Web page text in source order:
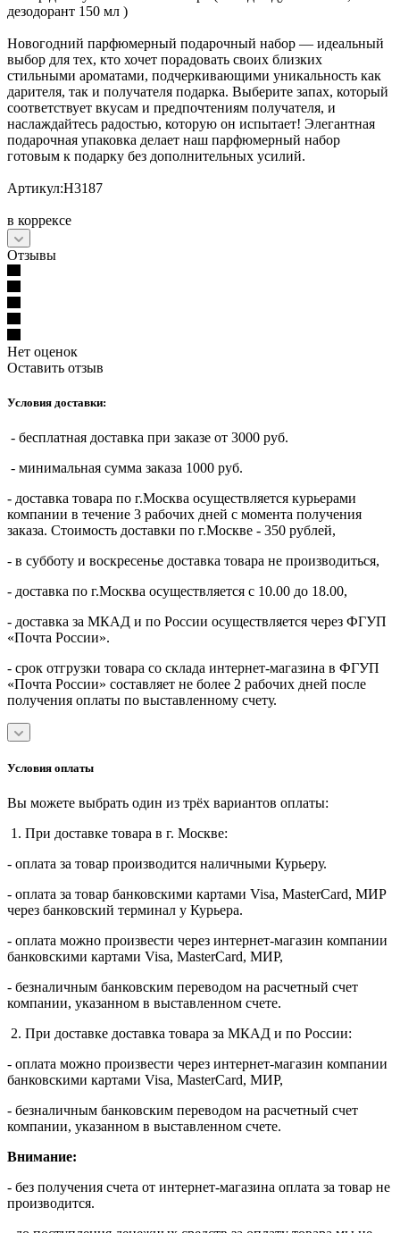
дезодорант 150 мл )
Новогодний парфюмерный подарочный набор — идеальный
выбор для тех, кто хочет порадовать своих близких
стильными ароматами, подчеркивающими уникальность как
дарителя, так и получателя подарка. Выберите запах, который
соответствует вкусам и предпочтениям получателя, и
наслаждайтесь радостью, которую он испытает! Элегантная
подарочная упаковка делает наш парфюмерный набор
готовым к подарку без дополнительных усилий.
Артикул:Н3187
в коррексе
Отзывы
Нет оценок
Оставить отзыв
Условия доставки:
- бесплатная доставка при заказе от 3000 руб.
- минимальная сумма заказа 1000 руб.
- доставка товара по г.Москва осуществляется курьерами
компании в течение 3 рабочих дней с момента получения
заказа. Стоимость доставки по г.Москве - 350 рублей,
- в субботу и воскресенье доставка товара не производиться,
- доставка по г.Москва осуществляется с 10.00 до 18.00,
- доставка за МКАД и по России осуществляется через ФГУП
«Почта России».
- срок отгрузки товара со склада интернет-магазина в ФГУП
«Почта России» составляет не более 2 рабочих дней после
получения оплаты по выставленному счету.
Условия оплаты
Вы можете выбрать один из трёх вариантов оплаты:
1. При доставке товара в г. Москве:
- оплата за товар производится наличными Курьеру.
- оплата за товар банковскими картами Visa, MasterСard, МИР
через банковский терминал у Курьера.
- оплата можно произвести через интернет-магазин компании
банковскими картами Visa, MasterСard, МИР,
- безналичным банковским переводом на расчетный счет
компании, указанном в выставленном счете.
2. При доставке доставка товара за МКАД и по России:
- оплата можно произвести через интернет-магазин компании
банковскими картами Visa, MasterСard, МИР,
- безналичным банковским переводом на расчетный счет
компании, указанном в выставленном счете.
Внимание:
- без получения счета от интернет-магазина оплата за товар не
производится.